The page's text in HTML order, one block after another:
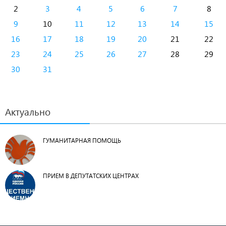
2 3 4 5 6 7
8
9
10 11 12 13 14
15
16
17 18 19 20 21
22
23
24 25 26 27 28
29
30
31
Актуально
ГУМАНИТАРНАЯ ПОМОЩЬ
ПРИЕМ В ДЕПУТАТСКИХ ЦЕНТРАХ